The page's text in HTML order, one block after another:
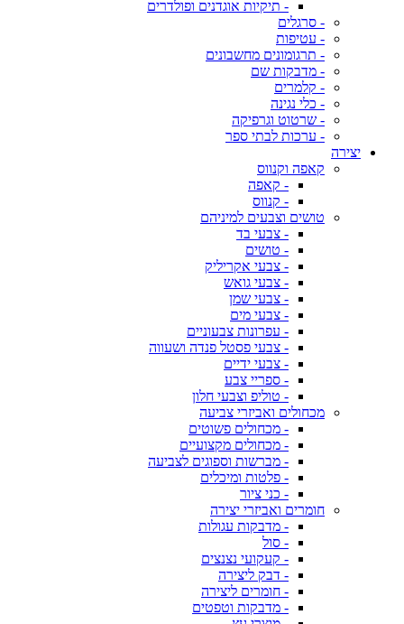
- תיקיות אוגדנים ופולדרים
- סרגלים
- עטיפות
- תרגומונים מחשבונים
- מדבקות שם
- קלמרים
- כלי נגינה
- שרטוט וגרפיקה
- ערכות לבתי ספר
יצירה
קאפה וקנווס
- קאפה
- קנווס
טושים וצבעים למיניהם
- צבעי בד
- טושים
- צבעי אקריליק
- צבעי גואש
- צבעי שמן
- צבעי מים
- עפרונות צבעוניים
- צבעי פסטל פנדה ושעווה
- צבעי ידיים
- ספריי צבע
- טוליפ וצבעי חלון
מכחולים ואביזרי צביעה
- מכחולים פשוטים
- מכחולים מקצועיים
- מברשות וספוגים לצביעה
- פלטות ומיכלים
- כני ציור
חומרים ואביזרי יצירה
- מדבקות עגולות
- סול
- קעקועי נצנצים
- דבק ליצירה
- חומרים ליצירה
- מדבקות וטפטים